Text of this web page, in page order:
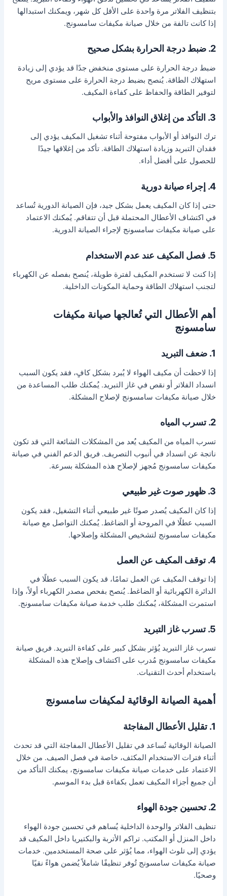
بتنظيف الفلاتر مرة واحدة على الأقل كل شهر، ويمكنك استبدالها
إذا كانت تالفة من خلال صيانة مكيفات سامسونج.
2. ضبط درجة الحرارة بشكل صحيح
ضبط درجة الحرارة على مستوى منخفض جدًا قد يؤدي إلى زيادة
استهلاك الطاقة. يُنصح بضبط درجة الحرارة على مستوى مريح
لتوفير الطاقة والحفاظ على كفاءة المكيف.
3. التأكد من إغلاق النوافذ والأبواب
ترك النوافذ أو الأبواب مفتوحة أثناء تشغيل المكيف يؤدي إلى
فقدان التبريد وزيادة استهلاك الطاقة. تأكد من إغلاقها جيدًا
للحصول على أفضل أداء.
4. إجراء صيانة دورية
حتى إذا كان المكيف يعمل بشكل جيد، فإن الصيانة الدورية تُساعد
في اكتشاف الأعطال المحتملة قبل أن تتفاقم. يُمكنك الاعتماد
على صيانة مكيفات سامسونج لإجراء الصيانة الدورية.
5. فصل المكيف عند عدم الاستخدام
إذا كنت لا تستخدم المكيف لفترة طويلة، يُنصح بفصله عن الكهرباء
لتجنب استهلاك الطاقة وحماية المكونات الداخلية.
أهم الأعطال التي تُعالجها صيانة مكيفات
سامسونج
1. ضعف التبريد
إذا لاحظت أن مكيف الهواء لا يُبرد بشكل كافٍ، فقد يكون السبب
انسداد الفلاتر أو نقص في غاز التبريد. يُمكنك طلب المساعدة من
خلال صيانة مكيفات سامسونج لإصلاح المشكلة.
2. تسرب المياه
تسرب المياه من المكيف يُعد من المشكلات الشائعة التي قد تكون
ناتجة عن انسداد في أنبوب التصريف. فريق الدعم الفني في صيانة
مكيفات سامسونج مُجهز لإصلاح هذه المشكلة بسرعة.
3. ظهور صوت غير طبيعي
إذا كان المكيف يُصدر صوتًا غير طبيعي أثناء التشغيل، فقد يكون
السبب عطلًا في المروحة أو الضاغط. يُمكنك التواصل مع صيانة
مكيفات سامسونج لتشخيص المشكلة وإصلاحها.
4. توقف المكيف عن العمل
إذا توقف المكيف عن العمل تمامًا، قد يكون السبب عطلًا في
الدائرة الكهربائية أو الضاغط. يُنصح بفحص مصدر الكهرباء أولاً، وإذا
استمرت المشكلة، يُمكنك طلب خدمة صيانة مكيفات سامسونج.
5. تسرب غاز التبريد
تسرب غاز التبريد يُؤثر بشكل كبير على كفاءة التبريد. فريق صيانة
مكيفات سامسونج مُدرب على اكتشاف وإصلاح هذه المشكلة
باستخدام أحدث التقنيات.
أهمية الصيانة الوقائية لمكيفات سامسونج
1. تقليل الأعطال المفاجئة
الصيانة الوقائية تُساعد في تقليل الأعطال المفاجئة التي قد تحدث
أثناء فترات الاستخدام المكثف، خاصة في فصل الصيف. من خلال
الاعتماد على خدمات صيانة مكيفات سامسونج، يمكنك التأكد من
أن جميع أجزاء المكيف تعمل بكفاءة قبل بدء الموسم.
2. تحسين جودة الهواء
تنظيف الفلاتر والوحدة الداخلية يُساهم في تحسين جودة الهواء
داخل المنزل أو المكتب. تراكم الأتربة والبكتيريا داخل المكيف قد
يؤدي إلى تلوث الهواء، مما يُؤثر على صحة المستخدمين. خدمات
صيانة مكيفات سامسونج تُوفر تنظيفًا شاملاً يُضمن هواءً نقيًا
وصحيًا.